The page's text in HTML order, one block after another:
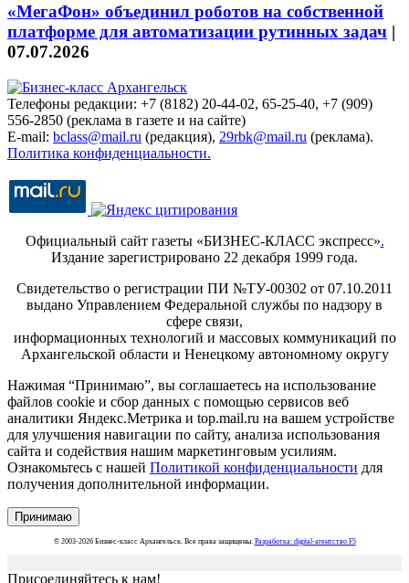
«МегаФон» объединил роботов на собственной
платформе для автоматизации рутинных задач |
07.07.2026
Телефоны редакции: +7 (8182) 20-44-02, 65-25-40, +7 (909)
556-2850 (реклама в газете и на сайте)
E-mail: bclass@mail.ru (редакция), 29rbk@mail.ru (реклама).
Политика конфиденциальности.
Официальный сайт газеты «БИЗНЕС-КЛАСС экспресс».
Издание зарегистрировано 22 декабря 1999 года.
Свидетельство о регистрации ПИ №ТУ-00302 от 07.10.2011
выдано Управлением Федеральной службы по надзору в
сфере связи,
информационных технологий и массовых коммуникаций по
Архангельской области и Ненецкому автономному округу
Нажимая “Принимаю”, вы соглашаетесь на использование
файлов cookie и сбор данных с помощью сервисов веб
аналитики Яндекс.Метрика и top.mail.ru на вашем устройстве
для улучшения навигации по сайту, анализа использования
сайта и содействия нашим маркетинговым усилиям.
Ознакомьтесь с нашей Политикой конфиденциальности для
получения дополнительной информации.
Принимаю
© 2003-2026 Бизнес-класс Архангельск. Все права защищены. Разработка: digital-агентство F5
Присоединяйтесь к нам!